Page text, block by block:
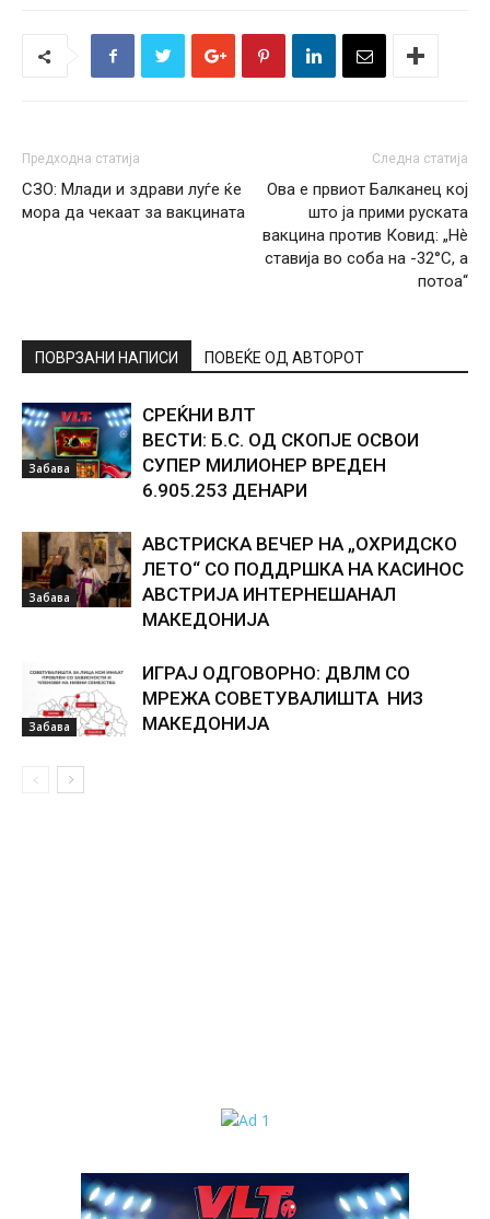
Предходна статија
СЗО: Млади и здрави луѓе ќе
мора да чекаат за вакцината
Следна статија
Ова е првиот Балканец кој
што ја прими руската
вакцина против Ковид: „Нè
ставија во соба на -32°C, а
потоа“
ПОВРЗАНИ НАПИСИ ПОВЕЌЕ ОД АВТОРОТ
Забава
СРЕЌНИ ВЛТ
ВЕСТИ: Б.С. ОД СКОПЈЕ ОСВОИ
СУПЕР МИЛИОНЕР ВРЕДЕН
6.905.253 ДЕНАРИ
Забава
АВСТРИСКА ВЕЧЕР НА „ОХРИДСКО
ЛЕТО“ СО ПОДДРШКА НА КАСИНОС
АВСТРИЈА ИНТЕРНЕШАНАЛ
МАКЕДОНИЈА
Забава
ИГРАЈ ОДГОВОРНО: ДВЛМ СО
МРЕЖА СОВЕТУВАЛИШТА НИЗ
МАКЕДОНИЈА